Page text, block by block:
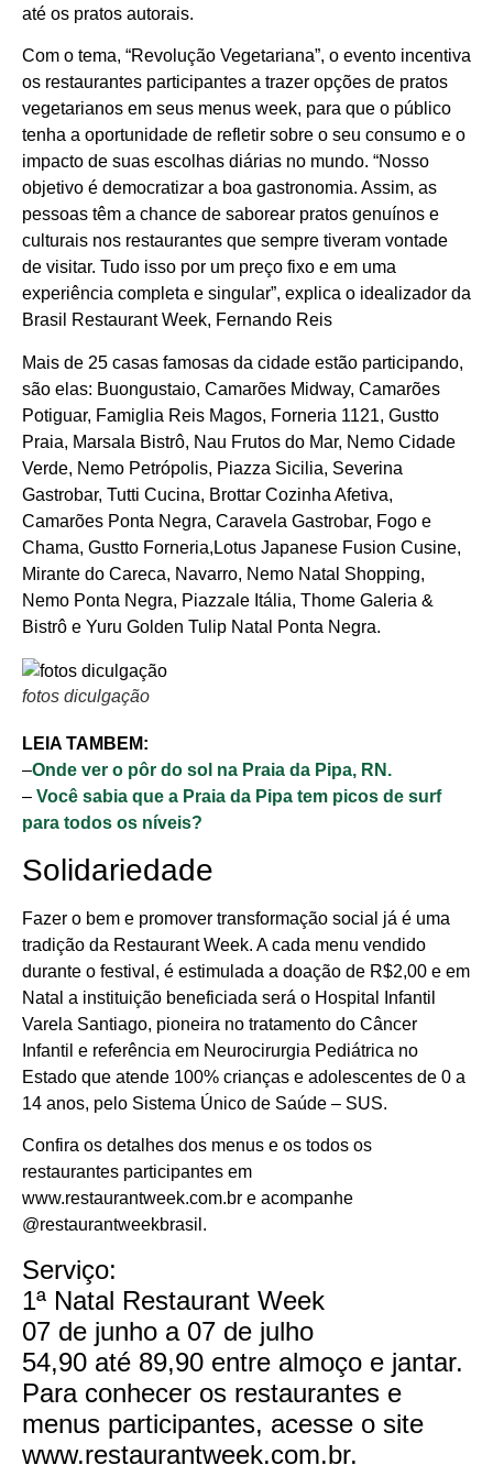
Cotidiano
Comunidade
Acontece no
RN
até os pratos autorais.
Com o tema, “Revolução Vegetariana”, o evento incentiva
os restaurantes participantes a trazer opções de pratos
vegetarianos em seus menus week, para que o público
tenha a oportunidade de refletir sobre o seu consumo e o
impacto de suas escolhas diárias no mundo. “Nosso
objetivo é democratizar a boa gastronomia. Assim, as
pessoas têm a chance de saborear pratos genuínos e
culturais nos restaurantes que sempre tiveram vontade
de visitar. Tudo isso por um preço fixo e em uma
experiência completa e singular”, explica o idealizador da
Brasil Restaurant Week, Fernando Reis
Mais de 25 casas famosas da cidade estão participando,
são elas: Buongustaio, Camarões Midway, Camarões
Potiguar, Famiglia Reis Magos, Forneria 1121, Gustto
Praia, Marsala Bistrô, Nau Frutos do Mar, Nemo Cidade
Verde, Nemo Petrópolis, Piazza Sicilia, Severina
Gastrobar, Tutti Cucina, Brottar Cozinha Afetiva,
Camarões Ponta Negra, Caravela Gastrobar, Fogo e
Chama, Gustto Forneria,Lotus Japanese Fusion Cusine,
Mirante do Careca, Navarro, Nemo Natal Shopping,
Nemo Ponta Negra, Piazzale Itália, Thome Galeria &
Bistrô e Yuru Golden Tulip Natal Ponta Negra.
fotos diculgação
LEIA TAMBEM:
–Onde ver o pôr do sol na Praia da Pipa, RN.
– Você sabia que a Praia da Pipa tem picos de surf
para todos os níveis?
Solidariedade
Fazer o bem e promover transformação social já é uma
tradição da Restaurant Week. A cada menu vendido
durante o festival, é estimulada a doação de R$2,00 e em
Natal a instituição beneficiada será o Hospital Infantil
Varela Santiago, pioneira no tratamento do Câncer
Infantil e referência em Neurocirurgia Pediátrica no
Estado que atende 100% crianças e adolescentes de 0 a
14 anos, pelo Sistema Único de Saúde – SUS.
Confira os detalhes dos menus e os todos os
restaurantes participantes em
www.restaurantweek.com.br e acompanhe
@restaurantweekbrasil.
Serviço:
1ª Natal Restaurant Week
07 de junho a 07 de julho
54,90 até 89,90 entre almoço e jantar.
Para conhecer os restaurantes e
menus participantes, acesse o site
www.restaurantweek.com.br.